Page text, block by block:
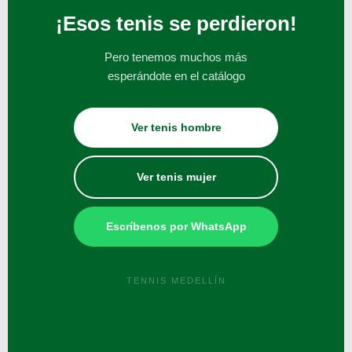
¡Esos tenis se perdieron!
Pero tenemos muchos más
esperándote en el catálogo
Ver tenis hombre
Ver tenis mujer
Escríbenos por WhatsApp
TENNIS MEDELLÍN